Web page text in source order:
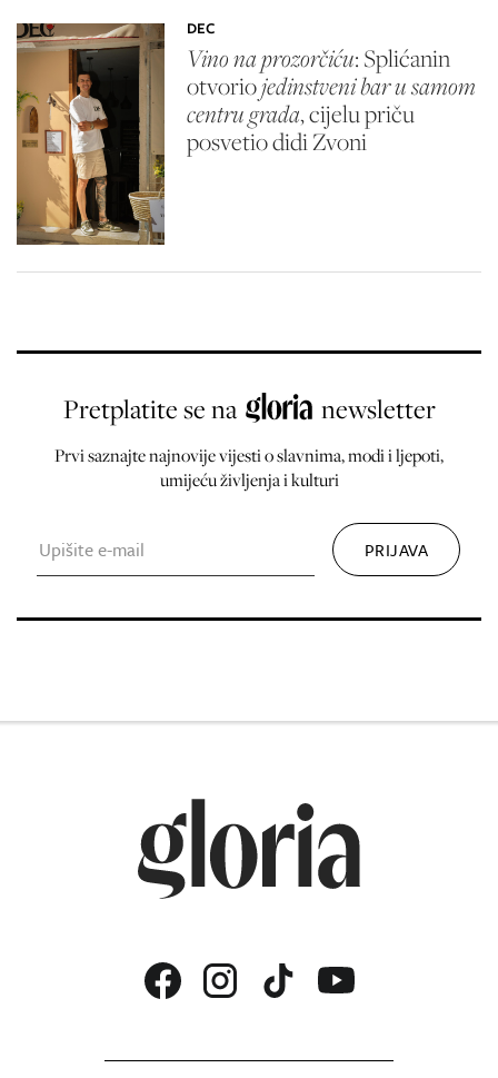
DEC
Vino na prozorčiću: Splićanin
otvoriojedinstveni bar u samom
centru grada, cijelu priču
posvetio didi Zvoni
Pretplatite se na newsletter
Prvi saznajte najnovije vijesti o slavnima, modi i ljepoti,
umijeću življenja i kulturi